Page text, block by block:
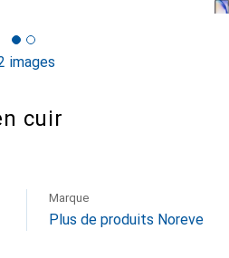
images
cuir
Marque
Plus de produits Noreve